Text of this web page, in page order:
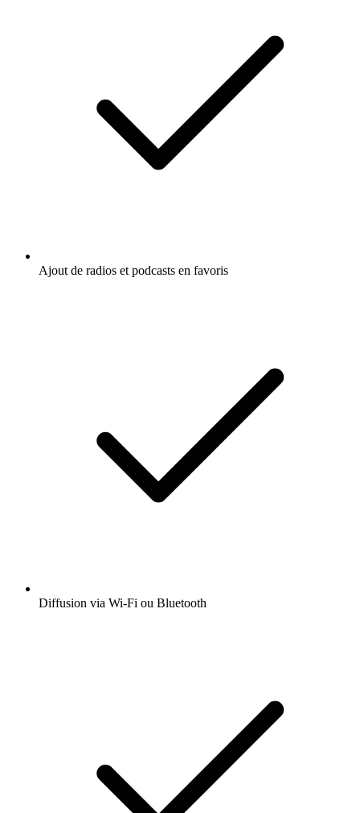
Ajout de radios et podcasts en favoris
Diffusion via Wi-Fi ou Bluetooth